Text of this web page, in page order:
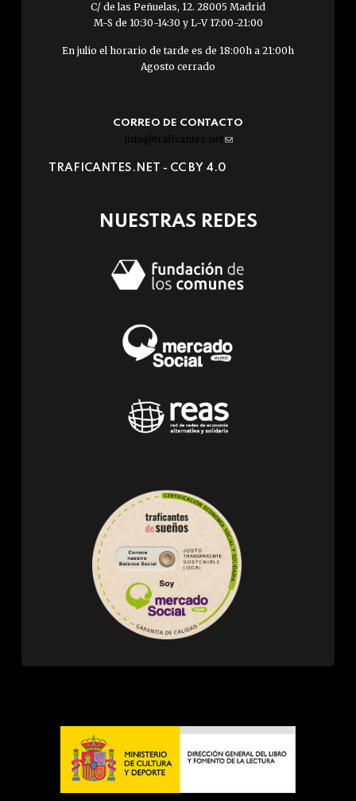
C/ de las Peñuelas, 12. 28005 Madrid
M-S de 10:30-14:30 y L-V 17:00-21:00
En julio el horario de tarde es de 18:00h a 21:00h
Agosto cerrado
CORREO DE CONTACTO
info@traficantes.net (link
e-
TRAFICANTES.NET - CC BY 4.0
NUESTRAS REDES